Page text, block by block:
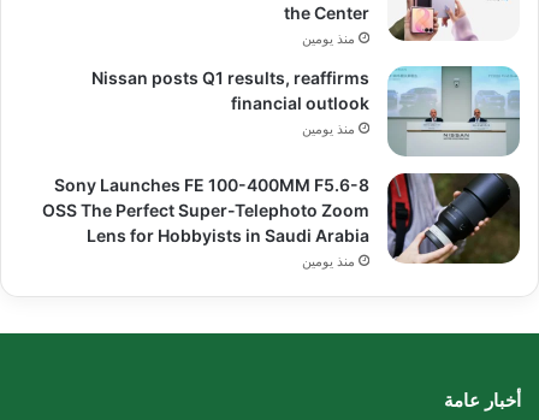
the Center
منذ يومين
Nissan posts Q1 results, reaffirms
financial outlook
منذ يومين
Sony Launches FE 100-400MM F5.6-8
OSS The Perfect Super-Telephoto Zoom
Lens for Hobbyists in Saudi Arabia
منذ يومين
أخبار عامة